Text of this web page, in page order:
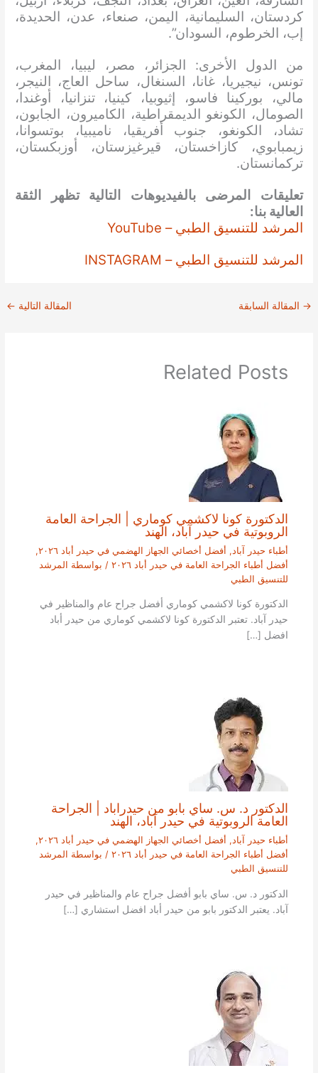
كردستان، السليمانية، اليمن، صنعاء، عدن، الحديدة،
إب، الخرطوم، السودان”.
من الدول الأخرى: الجزائر، مصر، ليبيا، المغرب،
تونس، نيجيريا، غانا، السنغال، ساحل العاج، النيجر،
مالي، بوركينا فاسو، إثيوبيا، كينيا، تنزانيا، أوغندا،
الصومال، الكونغو الديمقراطية، الكاميرون، الجابون،
تشاد، الكونغو، جنوب أفريقيا، ناميبيا، بوتسوانا،
زيمبابوي، كازاخستان، قيرغيزستان، أوزبكستان،
تركمانستان.
تعليقات المرضى بالفيديوهات التالية تظهر الثقة
العالية بنا:
المرشد للتنسيق الطبي – YouTube
المرشد للتنسيق الطبي – INSTAGRAM
→ المقالة السابقة المقالة التالية ←
Related Posts
الدكتورة كونا لاكشمي كوماري | الجراحة العامة
الروبوتية في حيدر آباد، الهند
أطباء حيدر آباد , أفضل أخصائي الجهاز الهضمي في حيدر أباد ٢٠٢٦
,
أفضل أطباء الجراحة العامة في حيدر أباد ٢٠٢٦
/ بواسطة المرشد
للتنسيق الطبي
الدكتورة كونا لاكشمي كوماري أفضل جراح عام والمناظير في
حيدر آباد. تعتبر الدكتورة كونا لاكشمي كوماري من حيدر أباد
افضل […]
الدكتور د. س. ساي بابو من حيدراباد | الجراحة
العامة الروبوتية في حيدر آباد، الهند
أطباء حيدر آباد, أفضل أخصائي الجهاز الهضمي في حيدر أباد ٢٠٢٦
,
أفضل أطباء الجراحة العامة في حيدر أباد ٢٠٢٦
/ بواسطة المرشد
للتنسيق الطبي
الدكتور د. س. ساي بابو أفضل جراح عام والمناظير في حيدر
آباد. يعتبر الدكتور بابو من حيدر أباد افضل استشاري […]